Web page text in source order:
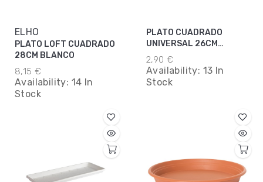
ELHO
PLATO LOFT CUADRADO
28CM BLANCO
8,15 €
Availability: 14 In
Stock
PLATO CUADRADO
UNIVERSAL 26CM
ANTRACITA
2,90 €
Availability: 13 In
Stock